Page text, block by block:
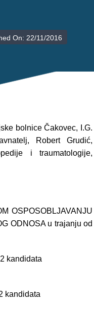
On: 22/11/2016
bolnice Čakovec, I.G.
Robert Grudić,
i traumatologije,
OSPOSOBLJAVANJU
ODNOSA u trajanju od
kandidata
kandidata